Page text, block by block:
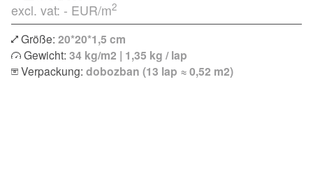
excl. vat: - EUR/m2
Größe: 20*20*1,5 cm
Gewicht: 34 kg/m2 | 1,35 kg / lap
Verpackung: dobozban (13 lap ≈ 0,52 m2)